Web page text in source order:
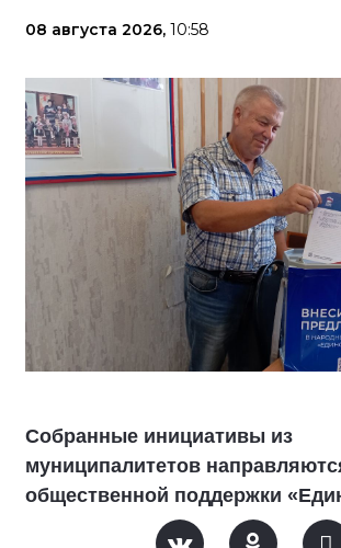
08 августа 2026, 10:58
Собранные инициативы из
муниципалитетов
общественной поддержки